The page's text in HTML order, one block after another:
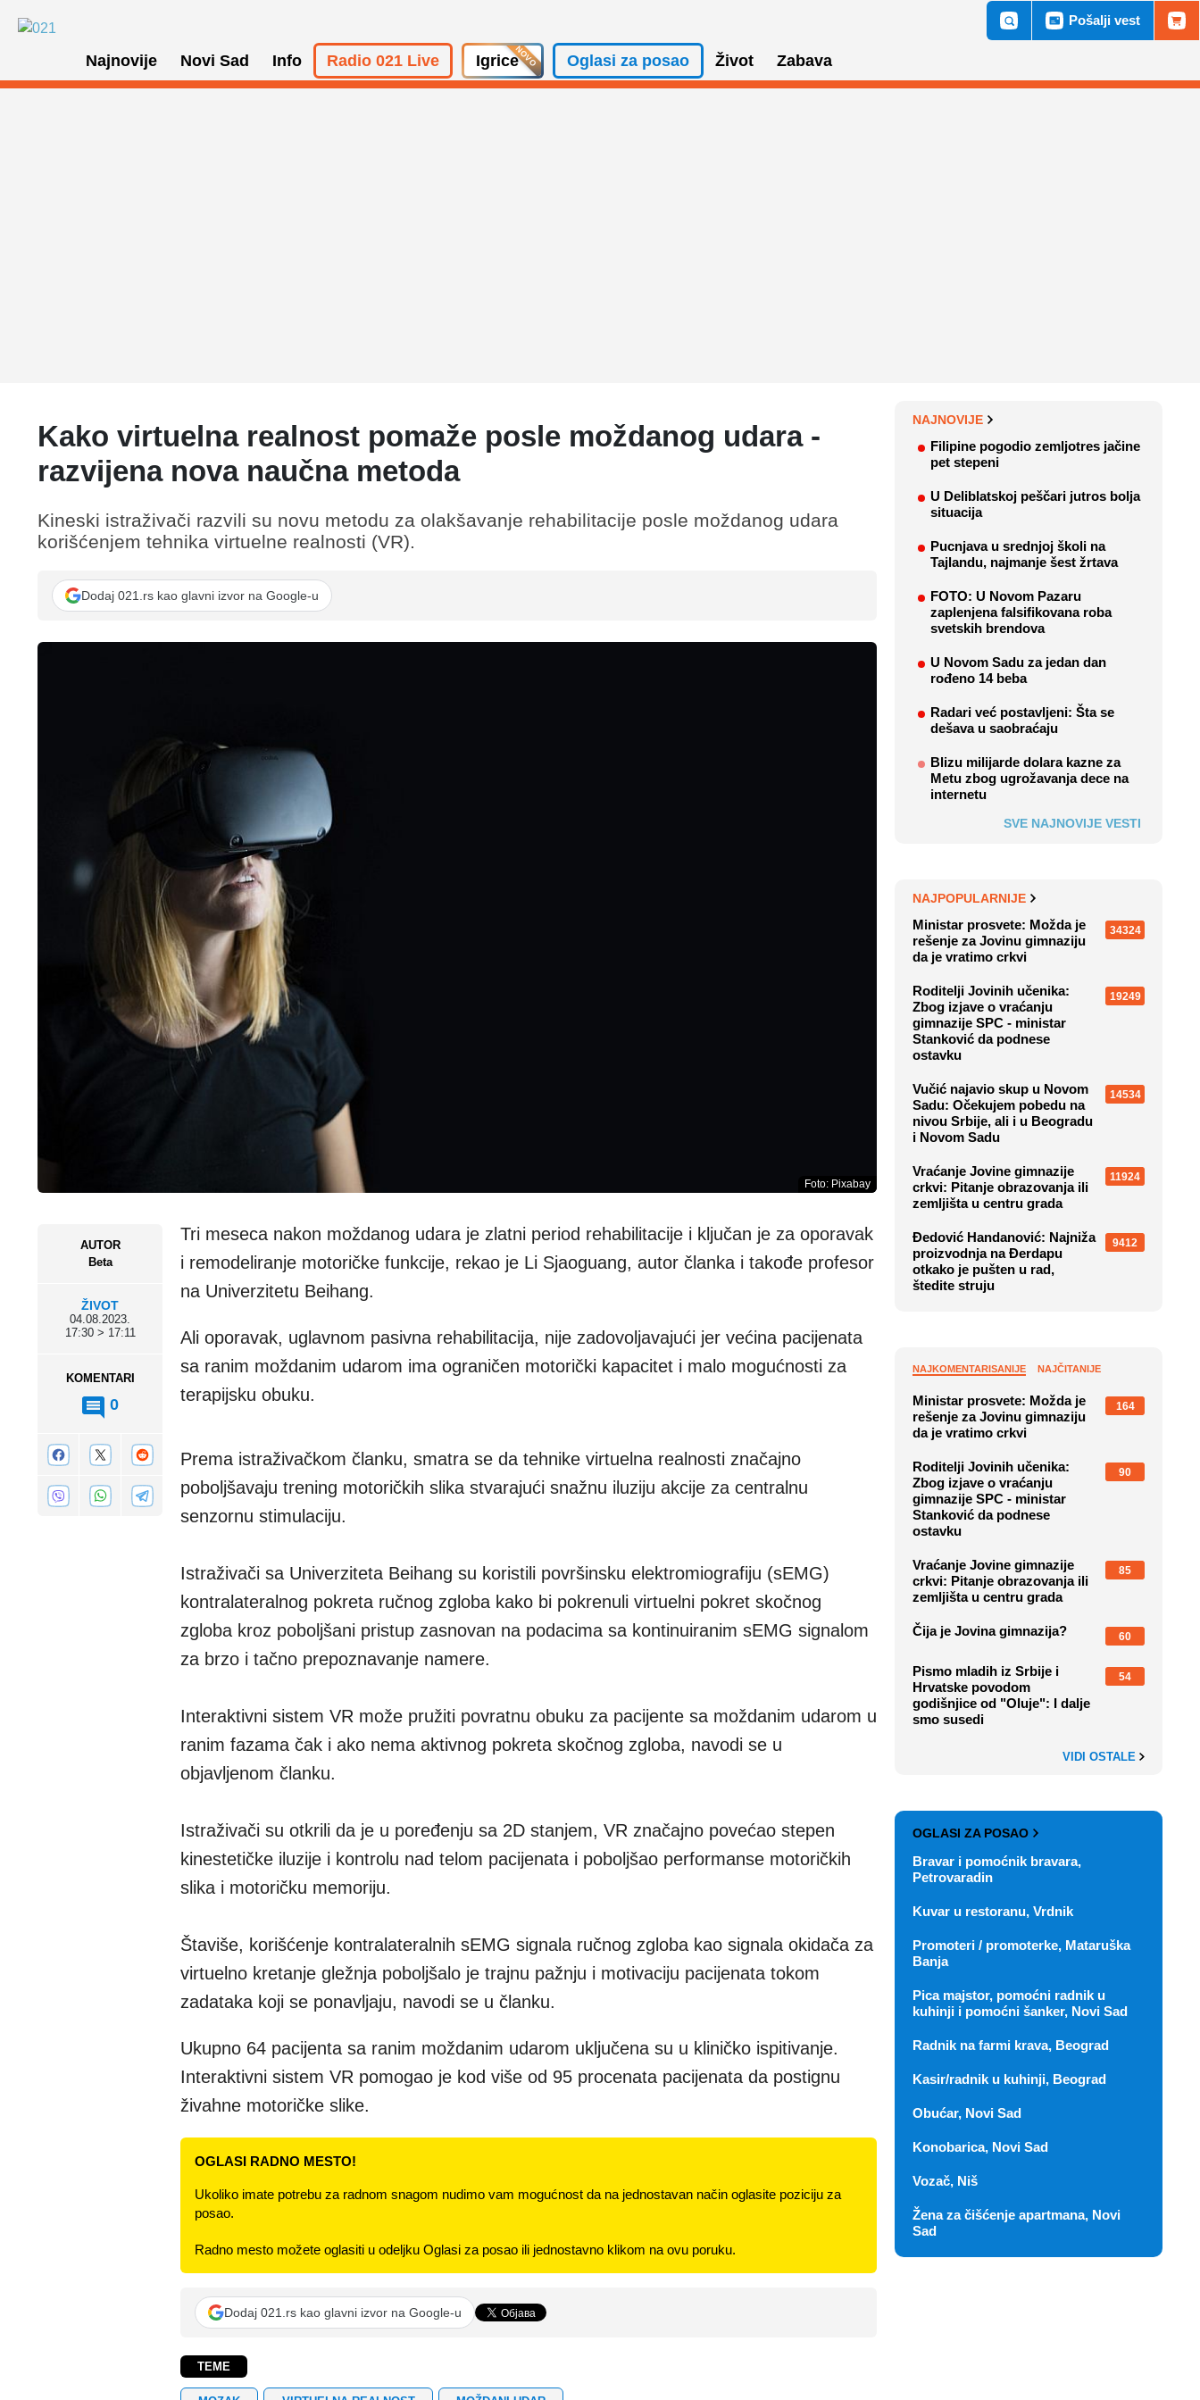
Najnovije Novi Sad Info Radio 021 Live Igrice Oglasi za posao Život Zabava
Pošalji vest
Kako virtuelna realnost pomaže posle moždanog udara -
razvijena nova naučna metoda
AUTOR
Beta
ŽIVOT
04.08.2023.
17:30 > 17:11
KOMENTARI
0
Kineski istraživači razvili su novu metodu za olakšavanje rehabilitacije posle moždanog udara
korišćenjem tehnika virtuelne realnosti (VR).
Dodaj 021.rs kao glavni izvor na Google-u
Foto: Pixabay
Tri meseca nakon moždanog udara je zlatni period rehabilitacije i ključan je za oporavak
i remodeliranje motoričke funkcije, rekao je Li Sjaoguang, autor članka i takođe profesor
na Univerzitetu Beihang.
Ali oporavak, uglavnom pasivna rehabilitacija, nije zadovoljavajući jer većina pacijenata
sa ranim moždanim udarom ima ograničen motorički kapacitet i malo mogućnosti za
terapijsku obuku.
Prema istraživačkom članku, smatra se da tehnike virtuelna realnosti značajno
poboljšavaju trening motoričkih slika stvarajući snažnu iluziju akcije za centralnu
senzornu stimulaciju.
Istraživači sa Univerziteta Beihang su koristili površinsku elektromiografiju (sEMG)
kontralateralnog pokreta ručnog zgloba kako bi pokrenuli virtuelni pokret skočnog
zgloba kroz poboljšani pristup zasnovan na podacima sa kontinuiranim sEMG signalom
za brzo i tačno prepoznavanje namere.
Interaktivni sistem VR može pružiti povratnu obuku za pacijente sa moždanim udarom u
ranim fazama čak i ako nema aktivnog pokreta skočnog zgloba, navodi se u
objavljenom članku.
Istraživači su otkrili da je u poređenju sa 2D stanjem, VR značajno povećao stepen
kinestetičke iluzije i kontrolu nad telom pacijenata i poboljšao performanse motoričkih
slika i motoričku memoriju.
Štaviše, korišćenje kontralateralnih sEMG signala ručnog zgloba kao signala okidača za
virtuelno kretanje gležnja poboljšalo je trajnu pažnju i motivaciju pacijenata tokom
zadataka koji se ponavljaju, navodi se u članku.
Ukupno 64 pacijenta sa ranim moždanim udarom uključena su u kliničko ispitivanje.
Interaktivni sistem VR pomogao je kod više od 95 procenata pacijenata da postignu
živahne motoričke slike.
OGLASI RADNO MESTO!
Ukoliko imate potrebu za radnom snagom nudimo vam mogućnost da na jednostavan način oglasite poziciju za
posao.
Radno mesto možete oglasiti u odeljku Oglasi za posao ili jednostavno klikom na ovu poruku.
Dodaj 021.rs kao glavni izvor na Google-u
TEME
NAJNOVIJE
Filipine pogodio zemljotres jačine
pet stepeni
U Deliblatskoj peščari jutros bolja
situacija
Pucnjava u srednjoj školi na
Tajlandu, najmanje šest žrtava
FOTO: U Novom Pazaru
zaplenjena falsifikovana roba
svetskih brendova
U Novom Sadu za jedan dan
rođeno 14 beba
Radari već postavljeni: Šta se
dešava u saobraćaju
Blizu milijarde dolara kazne za
Metu zbog ugrožavanja dece na
internetu
SVE NAJNOVIJE VESTI
NAJPOPULARNIJE
Ministar prosvete: Možda je
rešenje za Jovinu gimnaziju
da je vratimo crkvi
34324
Roditelji Jovinih učenika:
Zbog izjave o vraćanju
gimnazije SPC - ministar
Stanković da podnese
ostavku
19249
Vučić najavio skup u Novom
Sadu: Očekujem pobedu na
nivou Srbije, ali i u Beogradu
i Novom Sadu
14534
Vraćanje Jovine gimnazije
crkvi: Pitanje obrazovanja ili
zemljišta u centru grada
11924
Đedović Handanović: Najniža
proizvodnja na Đerdapu
otkako je pušten u rad,
štedite struju
9412
NAJKOMENTARISANIJE NAJČITANIJE
Ministar prosvete: Možda je
rešenje za Jovinu gimnaziju
da je vratimo crkvi
164
Roditelji Jovinih učenika:
Zbog izjave o vraćanju
gimnazije SPC - ministar
Stanković da podnese
ostavku
90
Vraćanje Jovine gimnazije
crkvi: Pitanje obrazovanja ili
zemljišta u centru grada
85
Čija je Jovina gimnazija? 60
Pismo mladih iz Srbije i
Hrvatske povodom
godišnjice od "Oluje": I dalje
smo susedi
54
VIDI OSTALE
OGLASI ZA POSAO
Bravar i pomoćnik bravara,
Petrovaradin
Kuvar u restoranu, Vrdnik
Promoteri / promoterke, Mataruška
Banja
Pica majstor, pomoćni radnik u
kuhinji i pomoćni šanker, Novi Sad
Radnik na farmi krava, Beograd
Kasir/radnik u kuhinji, Beograd
Obućar, Novi Sad
Konobarica, Novi Sad
Vozač, Niš
Žena za čišćenje apartmana, Novi
Sad